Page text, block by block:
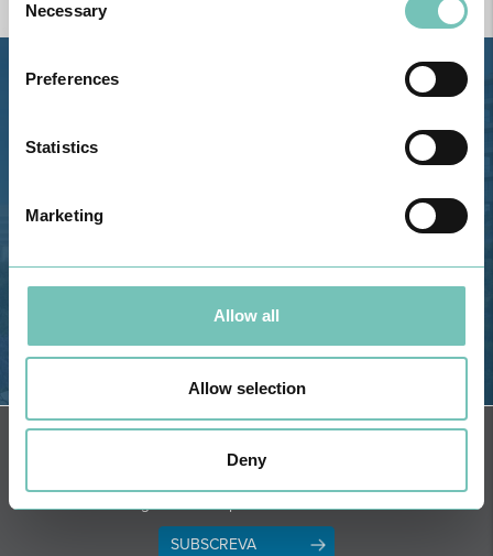
Selection
Necessary
Preferences
Statistics
Marketing
Allow all
Allow selection
Deny
NEWSLETTER + SAÚDE
Quinzenalmente selecionamos para
SUBSCREVA